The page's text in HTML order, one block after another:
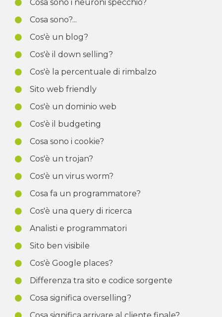
Cosa sono i neuroni specchio?
Cosa sono?...
Cos'è un blog?
Cos'è il down selling?
Cos'è la percentuale di rimbalzo
Sito web friendly
Cos'è un dominio web
Cos'è il budgeting
Cosa sono i cookie?
Cos'è un trojan?
Cos'è un virus worm?
Cosa fa un programmatore?
Cos'è una query di ricerca
Analisti e programmatori
Sito ben visibile
Cos'è Google places?
Differenza tra sito e codice sorgente
Cosa significa overselling?